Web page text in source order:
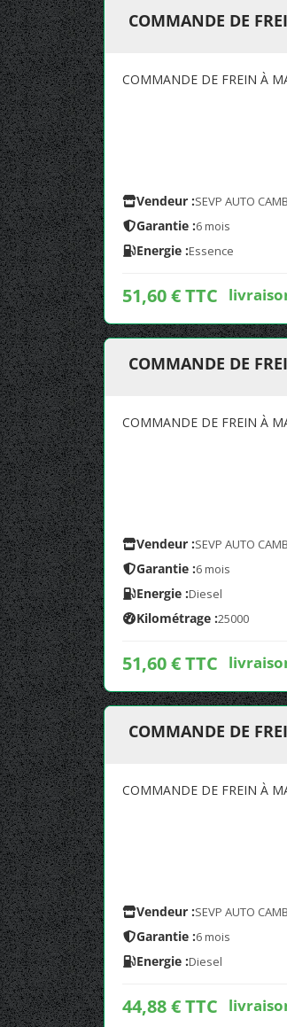
COMMANDE DE
COMMANDE DE FREIN À
Vendeur :SEVP AUTO
Garantie :6 mois
Energie :Essence
51,60 € TTC
COMMANDE DE
COMMANDE DE FREIN À
Vendeur :SEVP AUTO
Garantie :6 mois
Energie :Diesel
Kilométrage :25000
51,60 € TTC
COMMANDE DE
COMMANDE DE FREIN À
Vendeur :SEVP AUTO
Garantie :6 mois
Energie :Diesel
44,88 € TTC